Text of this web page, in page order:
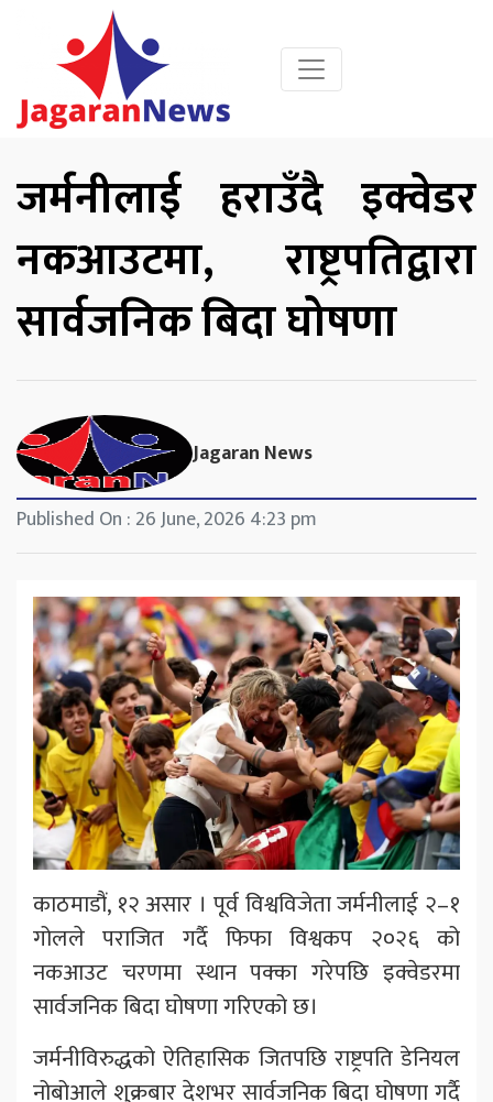
जर्मनीलाई हराउँदै इक्वेडर
नकआउटमा, राष्ट्रपतिद्वारा
सार्वजनिक बिदा घोषणा
Jagaran News
Published On : 26 June, 2026 4:23 pm
काठमाडौं, १२ असार । पूर्व विश्वविजेता जर्मनीलाई २–१
गोलले पराजित गर्दै फिफा विश्वकप २०२६ को
नकआउट चरणमा स्थान पक्का गरेपछि इक्वेडरमा
सार्वजनिक बिदा घोषणा गरिएको छ।
जर्मनीविरुद्धको ऐतिहासिक जितपछि राष्ट्रपति डेनियल
नोबोआले शुक्रबार देशभर सार्वजनिक बिदा घोषणा गर्दै